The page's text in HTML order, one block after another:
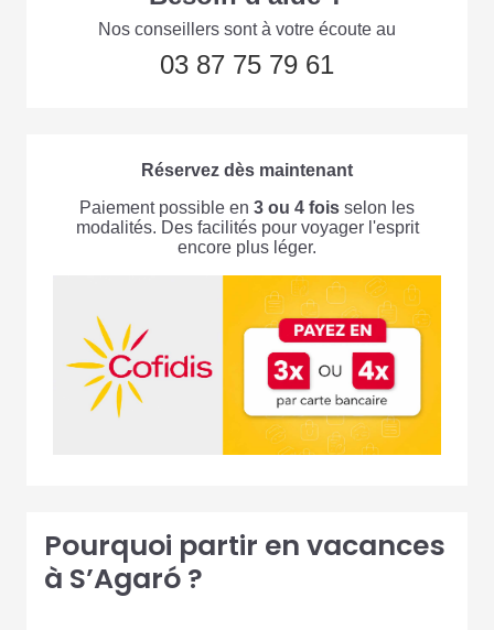
Nos conseillers sont à votre écoute au
03 87 75 79 61
Réservez dès maintenant
Paiement possible en 3 ou 4 fois selon les
modalités. Des facilités pour voyager l'esprit
encore plus léger.
Pourquoi partir en vacances
à S’Agaró ?